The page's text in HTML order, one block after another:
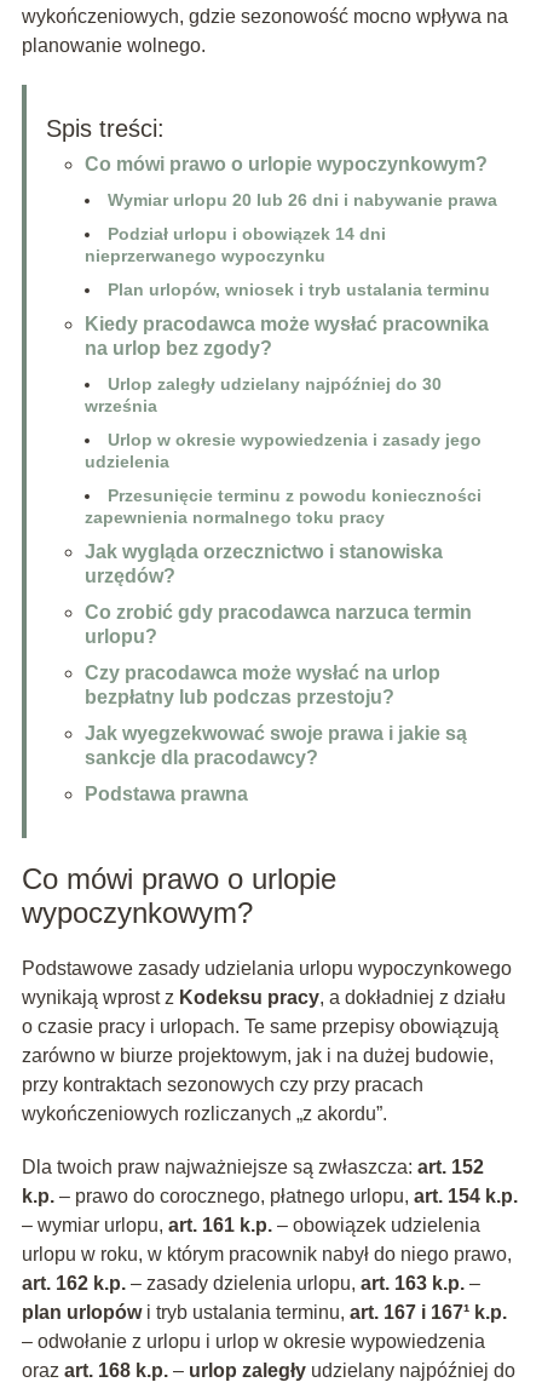
wykończeniowych, gdzie sezonowość mocno wpływa na
planowanie wolnego.
Spis treści:
Co mówi prawo o urlopie wypoczynkowym?
Wymiar urlopu 20 lub 26 dni i nabywanie prawa
Podział urlopu i obowiązek 14 dni
nieprzerwanego wypoczynku
Plan urlopów, wniosek i tryb ustalania terminu
Kiedy pracodawca może wysłać pracownika
na urlop bez zgody?
Urlop zaległy udzielany najpóźniej do 30
września
Urlop w okresie wypowiedzenia i zasady jego
udzielenia
Przesunięcie terminu z powodu konieczności
zapewnienia normalnego toku pracy
Jak wygląda orzecznictwo i stanowiska
urzędów?
Co zrobić gdy pracodawca narzuca termin
urlopu?
Czy pracodawca może wysłać na urlop
bezpłatny lub podczas przestoju?
Jak wyegzekwować swoje prawa i jakie są
sankcje dla pracodawcy?
Podstawa prawna
Co mówi prawo o urlopie
wypoczynkowym?
Podstawowe zasady udzielania urlopu wypoczynkowego
wynikają wprost z Kodeksu pracy, a dokładniej z działu
o czasie pracy i urlopach. Te same przepisy obowiązują
zarówno w biurze projektowym, jak i na dużej budowie,
przy kontraktach sezonowych czy przy pracach
wykończeniowych rozliczanych „z akordu”.
Dla twoich praw najważniejsze są zwłaszcza: art. 152
k.p.– prawo do corocznego, płatnego urlopu, art. 154 k.p.
– wymiar urlopu, art. 161 k.p.– obowiązek udzielenia
urlopu w roku, w którym pracownik nabył do niego prawo,
art. 162 k.p.– zasady dzielenia urlopu, art. 163 k.p.–
plan urlopówi tryb ustalania terminu, art. 167 i 167¹ k.p.
– odwołanie z urlopu i urlop w okresie wypowiedzenia
oraz art. 168 k.p.– urlop zaległyudzielany najpóźniej do